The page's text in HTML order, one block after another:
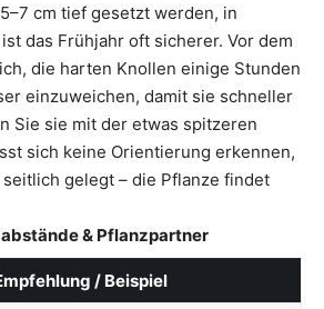
cm tief gesetzt werden, in
das Frühjahr oft sicherer. Vor dem
die harten Knollen einige Stunden
einzuweichen, damit sie schneller
Sie sie mit der etwas spitzeren
sich keine Orientierung erkennen,
gelegt – die Pflanze findet
& Pflanzpartner
/ Beispiel